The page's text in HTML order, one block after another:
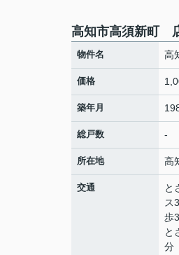
高知市高須新町
物件名 高
価格
築年月
総戸数 -
所在地 高
交通 と
ス
歩
と
分